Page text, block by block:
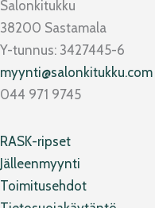
e
b
o
o
k
t
a
g
r
a
e
l
o
p
Salonkitukku
38200 Sastamala
Y-tunnus: 3427445-6
myynti@salonkitukku.com
044 971 9745
RASK-ripset
Jälleenmyynti
Toimitusehdot